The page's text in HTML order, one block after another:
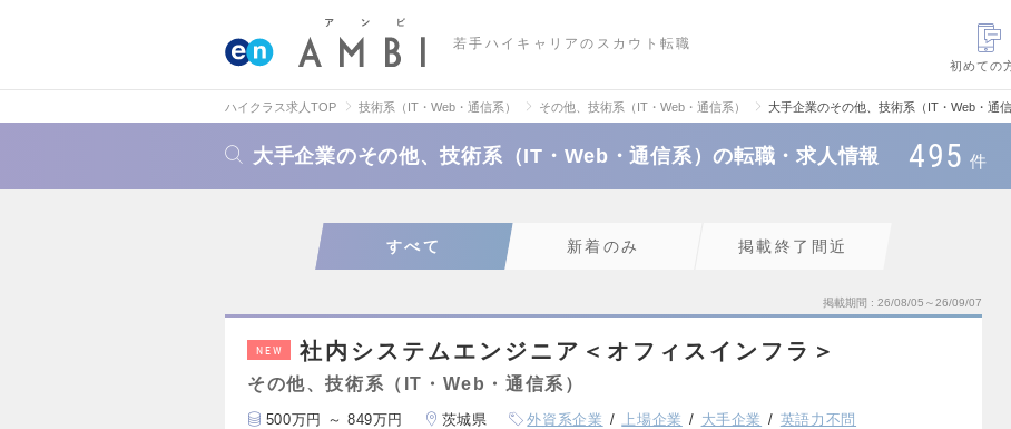
若手ハイキャリアのスカウト転職
初めての
ハイクラス求人TOP 技術系（IT・Web・通信系） その他、技術系（IT・Web・通信系） 大手企業のその他、技術系（IT・Web・通
大手企業のその他、技術系（IT・Web・通信系）の転職・求人情報 495 件
すべて 新着のみ 掲載終了間近
掲載期間 26/08/05～26/09/07
NEW 社内システムエンジニア＜オフィスインフラ＞
その他、技術系（IT・Web・通信系）
500万円 ～ 849万円 茨城県 外資系企業 上場企業 大手企業 英語力不問